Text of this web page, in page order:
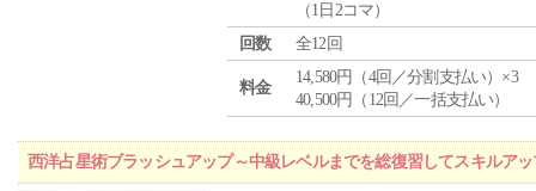
（1日2コマ）
回数
全12回
料金
14,580円（4回／分割支払い）×3
40,500円（12回／一括支払い）
西洋占星術ブラッシュアップ～中級レベルまでを総復習してスキルア